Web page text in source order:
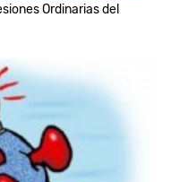
Ordinarias del